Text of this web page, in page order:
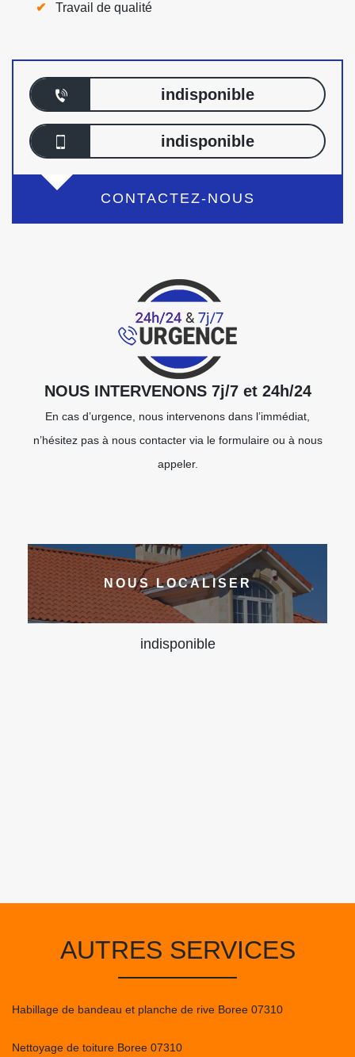
Travail de qualité
indisponible
indisponible
CONTACTEZ-NOUS
NOUS INTERVENONS 7j/7 et 24h/24
En cas d’urgence, nous intervenons dans l’immédiat,
n’hésitez pas à nous contacter via le formulaire ou à nous
appeler.
NOUS LOCALISER
indisponible
AUTRES SERVICES
Habillage de bandeau et planche de rive Boree 07310
Nettoyage de toiture Boree 07310